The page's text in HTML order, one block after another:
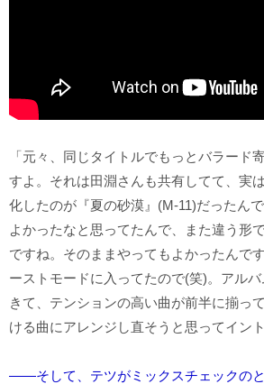
「元々、同じタイトルでもっとバラード
すよ。それは田淵さんも共有してて、実
化したのが『夏の砂漠』(M-11)だったん
よかったなと思ってたんで、また違う形
ですね。そのままやってもよかったんで
ーストモードに入ってたので(笑)。アル
きて、テンションの高い曲が前半に揃っ
ける曲にアレンジし直そうと思ってイン
――そして、テツがミックスチェックの